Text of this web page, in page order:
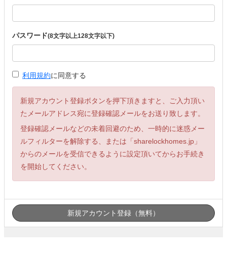
パスワード(8文字以上128文字以下)
利用規約に同意する
新規アカウント登録ボタンを押下頂きますと、ご入力頂い
たメールアドレス宛に登録確認メールをお送り致します。
登録確認メールなどの未着回避のため、一時的に迷惑メー
ルフィルターを解除する、または「sharelockhomes.jp」
からのメールを受信できるように設定頂いてからお手続き
を開始してください。